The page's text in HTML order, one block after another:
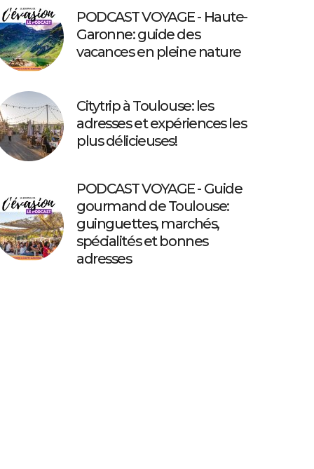
PODCAST VOYAGE - Haute-
Garonne: guide des
vacances en pleine nature
Citytrip à Toulouse: les
adresses et expériences les
plus délicieuses!
PODCAST VOYAGE - Guide
gourmand de Toulouse:
guinguettes, marchés,
spécialités et bonnes
adresses